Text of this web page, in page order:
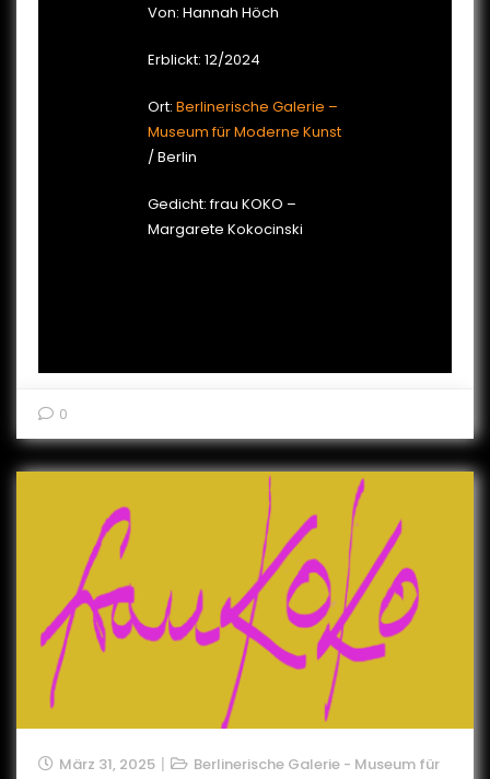
Von: Hannah Höch
Erblickt: 12/2024
Ort: Berlinerische Galerie –
Museum für Moderne Kunst
/ Berlin
Gedicht: frau KOKO –
Margarete Kokocinski
0
März 31, 2025
Berlinerische Galerie - Museum für